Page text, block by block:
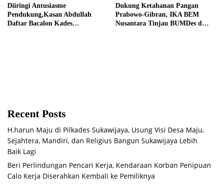
Diiringi Antusiasme
Pendukung,Kasan Abdullah
Daftar Bacalon Kades
Dukung Ketahanan Pangan
Prabowo-Gibran, IKA BEM
Nusantara Tinjau BUMDes dan
Recent Posts
H.harun Maju di Pilkades Sukawijaya, Usung Visi Desa Maju,
Sejahtera, Mandiri, dan Religius Bangun Sukawijaya Lebih
Baik Lagi
Beri Perlindungan Pencari Kerja, Kendaraan Korban Penipuan
Calo Kerja Diserahkan Kembali ke Pemiliknya